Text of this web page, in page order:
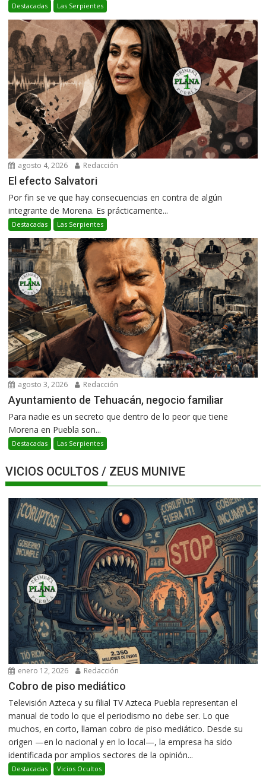
Destacadas Las Serpientes
agosto 4, 2026 Redacción
El efecto Salvatori
Por fin se ve que hay consecuencias en contra de algún
integrante de Morena. Es prácticamente...
Destacadas Las Serpientes
agosto 3, 2026 Redacción
Ayuntamiento de Tehuacán, negocio familiar
Para nadie es un secreto que dentro de lo peor que tiene
Morena en Puebla son...
Destacadas Las Serpientes
VICIOS OCULTOS / ZEUS MUNIVE
enero 12, 2026 Redacción
Cobro de piso mediático
Televisión Azteca y su filial TV Azteca Puebla representan el
manual de todo lo que el periodismo no debe ser. Lo que
muchos, en corto, llaman cobro de piso mediático. Desde su
origen —en lo nacional y en lo local—, la empresa ha sido
identificada por amplios sectores de la opinión...
Destacadas Vicios Ocultos